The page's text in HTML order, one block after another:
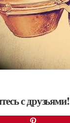
с друзьями!